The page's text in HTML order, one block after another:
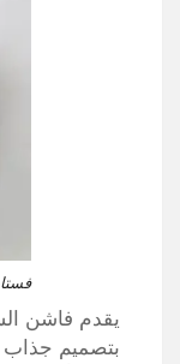
يقدم فاشن
بتصميم جذاب